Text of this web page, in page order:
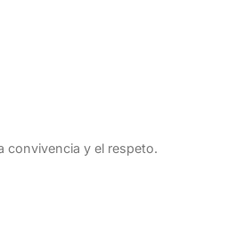
convivencia y el respeto.